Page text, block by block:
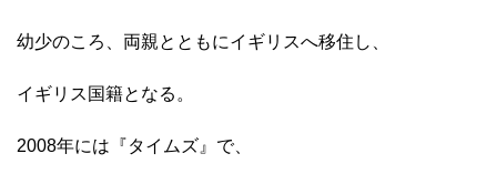
幼少のころ、両親とともにイギリスへ移住し、
イギリス国籍となる。
2008年には『タイムズ』で、